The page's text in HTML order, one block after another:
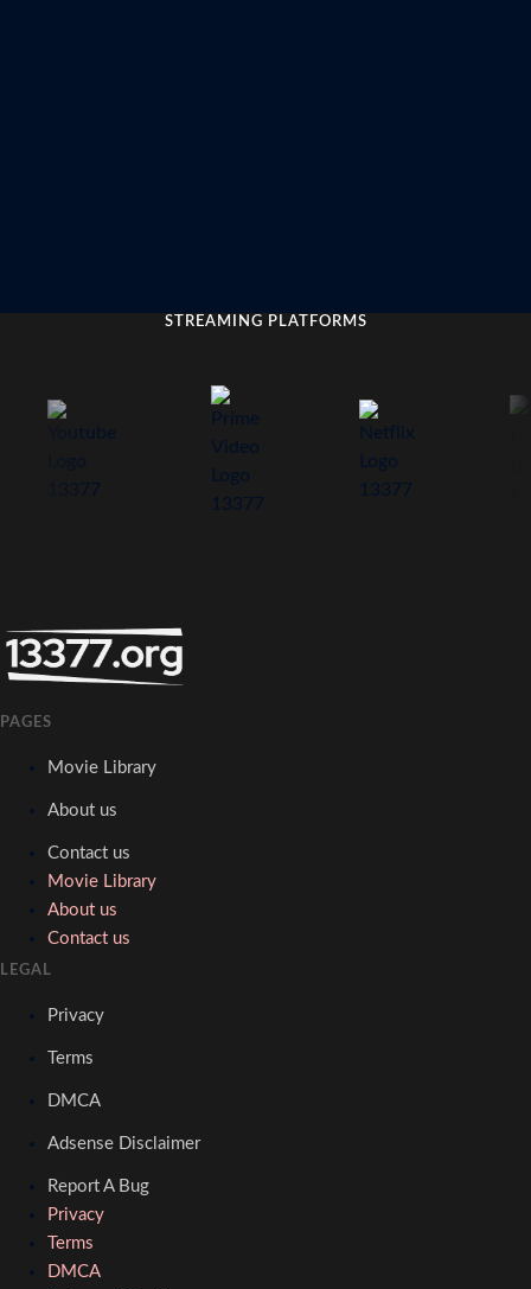
STREAMING PLATFORMS
PAGES
Movie Library
About us
Contact us
Movie Library
About us
Contact us
LEGAL
Privacy
Terms
DMCA
Adsense Disclaimer
Report A Bug
Privacy
Terms
DMCA